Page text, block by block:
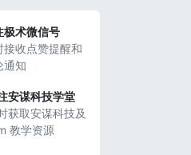
极术微信号
接收点赞提醒和
通知
安谋科技学堂
获取安谋科技及
教学资源